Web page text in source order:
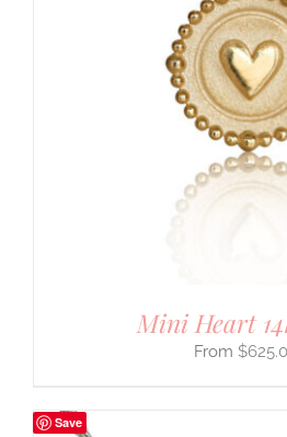
Mini Heart
$
Save